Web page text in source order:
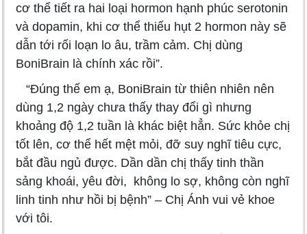
cơ thể tiết ra hai loại hormon hạnh phúc serotonin
và dopamin, khi cơ thể thiếu hụt 2 hormon này sẽ
dẫn tới rối loạn lo âu, trầm cảm. Chị dùng
BoniBrain là chính xác rồi”.
“Đúng thế em ạ, BoniBrain từ thiên nhiên nên
dùng 1,2 ngày chưa thấy thay đổi gì nhưng
khoảng độ 1,2 tuần là khác biệt hẳn. Sức khỏe chị
tốt lên, cơ thể hết mệt mỏi, đỡ suy nghĩ tiêu cực,
bắt đầu ngủ được. Dần dần chị thấy tinh thần
sảng khoái, yêu đời, không lo sợ, không còn nghĩ
linh tinh như hồi bị bệnh” – Chị Ánh vui vẻ khoe
với tôi.